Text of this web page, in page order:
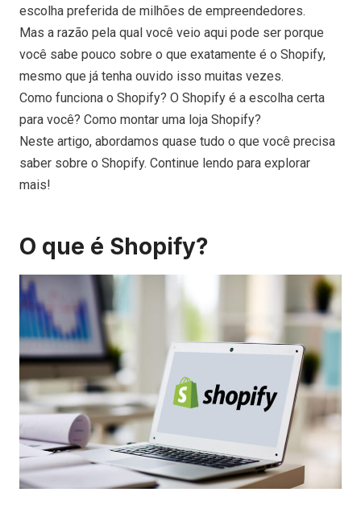
escolha preferida de milhões de empreendedores.
Mas a razão pela qual você veio aqui pode ser porque
você sabe pouco sobre o que exatamente é o Shopify,
mesmo que já tenha ouvido isso muitas vezes.
Como funciona o Shopify? O Shopify é a escolha certa
para você? Como montar uma loja Shopify?
Neste artigo, abordamos quase tudo o que você precisa
saber sobre o Shopify. Continue lendo para explorar
mais!
O que é Shopify?